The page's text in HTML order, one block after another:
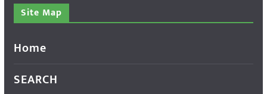
Site Map
Home
SEARCH